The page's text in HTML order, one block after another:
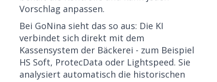
Vorschlag anpassen.
Bei GoNina sieht das so aus: Die KI
verbindet sich direkt mit dem
Kassensystem der Bäckerei - zum Beispiel
HS Soft, ProtecData oder Lightspeed. Sie
analysiert automatisch die historischen